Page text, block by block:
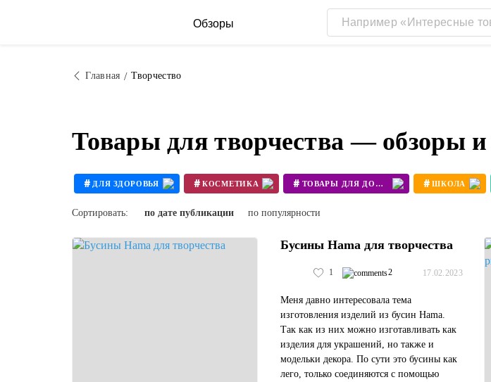
Обзоры
Главная Творчество
Товары для творчества — обзоры
# ДЛЯ ЗДОРОВЬЯ # КОСМЕТИКА # ТОВАРЫ ДЛЯ ДОМА # ШКОЛА
Сортировать: по дате публикации по популярности
Бусины Hama для творчества
1 2 17.02.2023
Меня давно интересовала тема
изготовления изделий из бусин Hama.
Так как из них можно изготавливать как
изделия для украшений, но также и
модельки декора. По сути это бусины как
лего, только соединяются с помощью